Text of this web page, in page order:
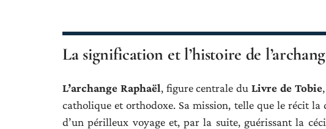
La signification et l’histoire de
L’archange Raphaël, figure centrale du Livre de Tobie
catholique et orthodoxe. Sa mission, telle que le récit
d’un périlleux voyage et, par la suite, guérissant la